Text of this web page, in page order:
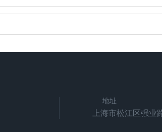
地址
上海市松江区强业